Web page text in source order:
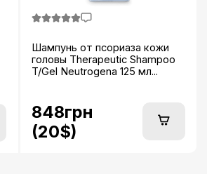
Шампунь от псориаза кожи
головы Therapeutic Shampoo
T/Gel Neutrogena 125 мл...
848грн
(20$)